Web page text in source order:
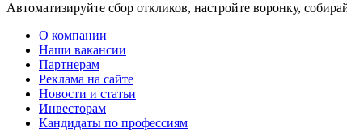
Автоматизируйте сбор откликов, настройте воронку,
О компании
Наши вакансии
Партнерам
Реклама на сайте
Новости и статьи
Инвесторам
Кандидаты по профессиям